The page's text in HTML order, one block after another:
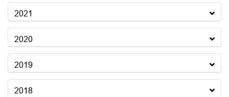
2021
2020
2019
2018